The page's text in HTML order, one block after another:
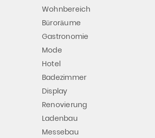
Wohnbereich
Büroräume
Gastronomie
Mode
Hotel
Badezimmer
Display
Renovierung
Ladenbau
Messebau